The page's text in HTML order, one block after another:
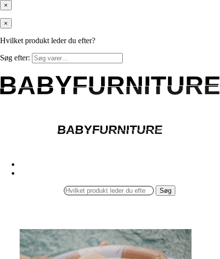
×
×
Hvilket produkt leder du efter?
Søg efter:
BABYFURNITURE
BABYFURNITURE
Søg